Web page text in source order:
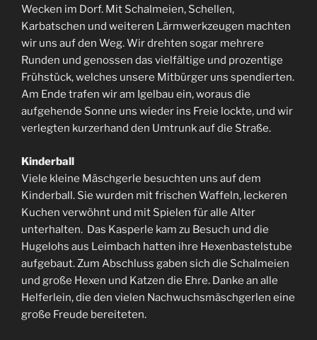
Wecken im Dorf. Mit Schalmeien, Schellen,
Karbatschen und weiteren Lärmwerkzeugen machten
wir uns auf den Weg. Wir drehten sogar mehrere
Runden und genossen das vielfältige und prozentige
Frühstück, welches unsere Mitbürger uns spendierten.
Am Ende trafen wir am Igelbau ein, woraus die
aufgehende Sonne uns wieder ins Freie lockte, und wir
verlegten kurzerhand den Umtrunk auf die Straße.
Kinderball
Viele kleine Mäschgerle besuchten uns auf dem
Kinderball. Sie wurden mit frischen Waffeln, leckeren
Kuchen verwöhnt und mit Spielen für alle Alter
unterhalten. Das Kasperle kam zu Besuch und die
Hugelohs aus Leimbach hatten ihre Hexenbastelstube
aufgebaut. Zum Abschluss gaben sich die Schalmeien
und große Hexen und Katzen die Ehre. Danke an alle
Helferlein, die den vielen Nachwuchsmäschgerlen eine
große Freude bereiteten.